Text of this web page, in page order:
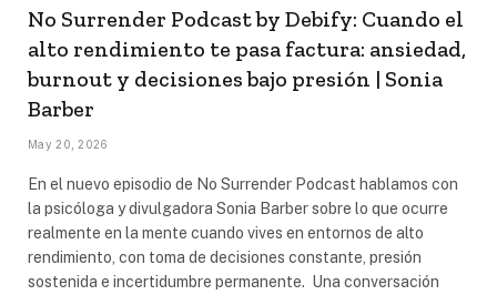
No Surrender Podcast by Debify: Cuando el
alto rendimiento te pasa factura: ansiedad,
burnout y decisiones bajo presión | Sonia
Barber
May 20, 2026
En el nuevo episodio de No Surrender Podcast hablamos con
la psicóloga y divulgadora Sonia Barber sobre lo que ocurre
realmente en la mente cuando vives en entornos de alto
rendimiento, con toma de decisiones constante, presión
sostenida e incertidumbre permanente. Una conversación